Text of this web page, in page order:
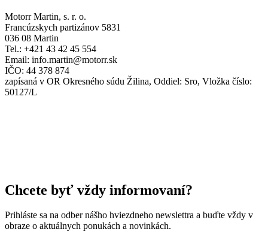
Motorr Martin, s. r. o.
Francúzskych partizánov 5831
036 08 Martin
Tel.: +421 43 42 45 554
Email: info.martin@motorr.sk
IČO: ​44 378 874
zapísaná v OR Okresného súdu Žilina, Oddiel: Sro, Vložka číslo: ​
50127/L
Chcete byť vždy informovaní?
Prihláste sa na odber nášho hviezdneho newslettra a buďte vždy v
obraze o aktuálnych ponukách a novinkách.